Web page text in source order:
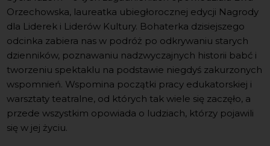
Orzechowska, laureatka ubiegłorocznej edycji Nagrody
dla Liderek i Liderów Kultury. Bohaterka dzisiejszego
odcinka zabiera nas w podróż po odkrywaniu starych
dzienników, poznawaniu nadzwyczajnych historii babć i
tworzeniu spektaklu na podstawie niegdyś zakurzonych
wspomnień. Wspomina początki pracy edukatorskiej i
warsztaty teatralne, od których tak wiele się zaczęło, a
przede wszystkim opowiada o ludziach, którzy pojawili
się w jej życiu.